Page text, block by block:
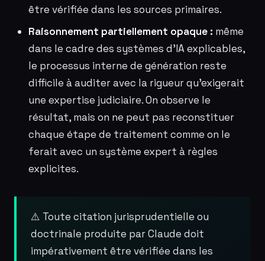
être vérifiée dans les sources primaires.
Raisonnement partiellement opaque : même
dans le cadre des systèmes d’IA explicables,
le processus interne de génération reste
difficile à auditer avec la rigueur qu’exigerait
une expertise judiciaire. On observe le
résultat, mais on ne peut pas reconstituer
chaque étape de traitement comme on le
ferait avec un système expert à règles
explicites.
⚠️ Toute citation jurisprudentielle ou
doctrinale produite par Claude doit
impérativement être vérifiée dans les